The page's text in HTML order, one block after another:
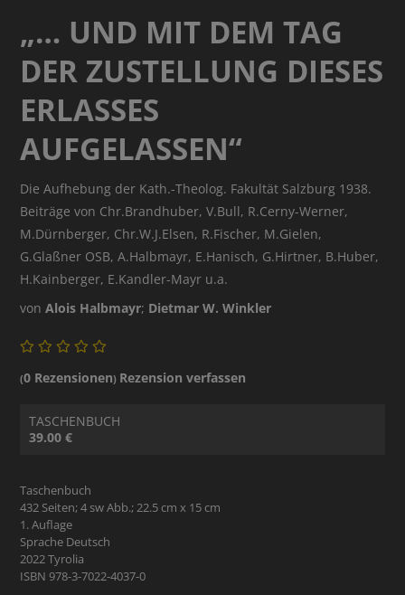
„… UND MIT DEM TAG
DER ZUSTELLUNG DIESES
ERLASSES
AUFGELASSEN“
Die Aufhebung der Kath.-Theolog. Fakultät Salzburg 1938.
Beiträge von Chr.Brandhuber, V.Bull, R.Cerny-Werner,
M.Dürnberger, Chr.W.J.Elsen, R.Fischer, M.Gielen,
G.Glaßner OSB, A.Halbmayr, E.Hanisch, G.Hirtner, B.Huber,
H.Kainberger, E.Kandler-Mayr u.a.
vonAlois Halbmayr; Dietmar W. Winkler
(0 Rezensionen) Rezension verfassen
TASCHENBUCH
39.00 €
Taschenbuch
432 Seiten; 4 sw Abb.; 22.5 cm x 15 cm
1. Auflage
Sprache Deutsch
2022 Tyrolia
ISBN 978-3-7022-4037-0